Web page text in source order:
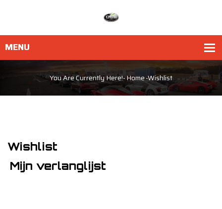
You Are Currently Here!-Home-Wishlist
Wishlist
Mijn verlanglijst